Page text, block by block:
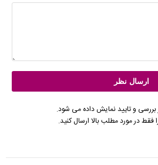
و تایید نمایش داده می شود.
فقط در مورد مطلب بالا ارسال کنید.